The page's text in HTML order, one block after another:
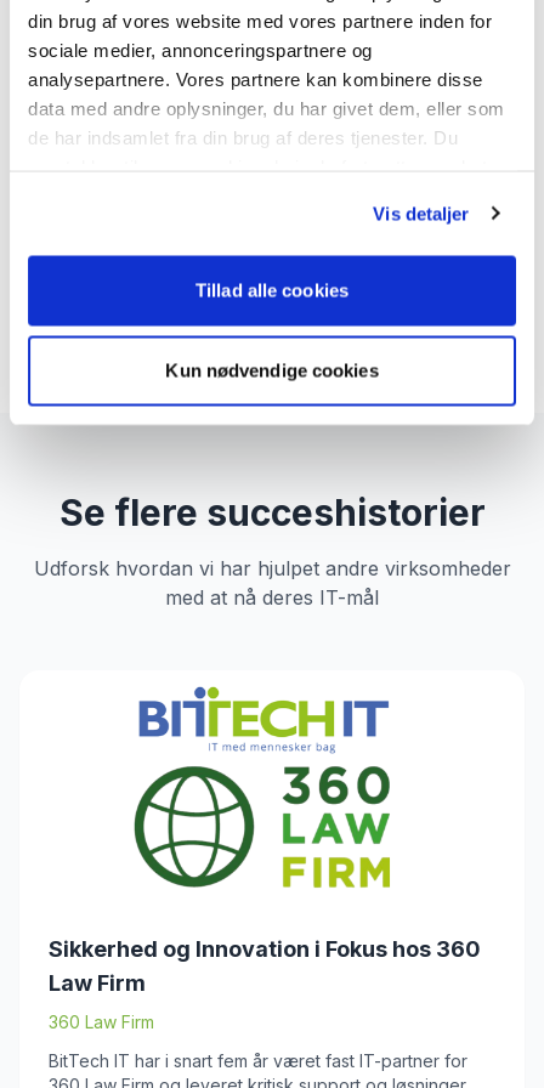
din brug af vores website med vores partnere inden for
sociale medier, annonceringspartnere og
analysepartnere. Vores partnere kan kombinere disse
data med andre oplysninger, du har givet dem, eller som
de har indsamlet fra din brug af deres tjenester. Du
Du kan finde vores Privatlivspolitik her:
https://www.bittech.dk/privatlivspolitik
Vis detaljer
Tillad alle cookies
Kun nødvendige cookies
Har du spørgsmål?
Ring til os
support@bittech.dk
Se flere succeshistorier
Udforsk hvordan vi har hjulpet andre virksomheder
med at nå deres IT-mål
Sikkerhed og Innovation i Fokus hos 360
Law Firm
360 Law Firm
BitTech IT har i snart fem år været fast IT-partner for